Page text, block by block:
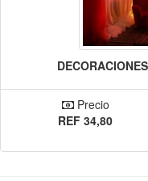
Precio
REF 34,80